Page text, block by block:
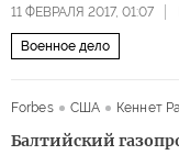
11 ФЕВРАЛЯ 2017, 01:07
Военное дело
Forbes США Кеннет
Балтийский